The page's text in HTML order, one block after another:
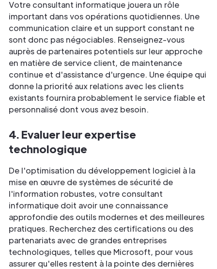
Votre consultant informatique jouera un rôle
important dans vos opérations quotidiennes. Une
communication claire et un support constant ne
sont donc pas négociables. Renseignez-vous
auprès de partenaires potentiels sur leur approche
en matière de service client, de maintenance
continue et d'assistance d'urgence. Une équipe qui
donne la priorité aux relations avec les clients
existants fournira probablement le service fiable et
personnalisé dont vous avez besoin.
4. Evaluer leur expertise
technologique
De l'optimisation du développement logiciel à la
mise en œuvre de systèmes de sécurité de
l'information robustes, votre consultant
informatique doit avoir une connaissance
approfondie des outils modernes et des meilleures
pratiques. Recherchez des certifications ou des
partenariats avec de grandes entreprises
technologiques, telles que Microsoft, pour vous
assurer qu'elles restent à la pointe des dernières